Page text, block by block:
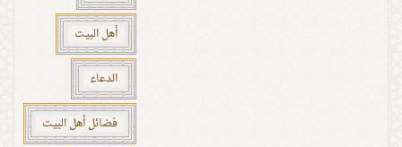
أهل البيت
الدعاء
فضائل أهل البيت